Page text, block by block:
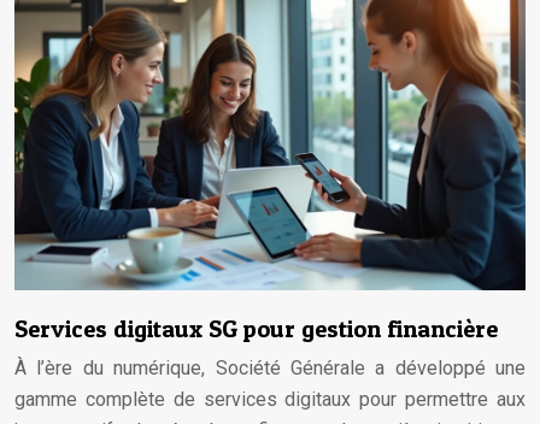
Services digitaux SG pour gestion financière
À l’ère du numérique, Société Générale a développé une
gamme complète de services digitaux pour permettre aux